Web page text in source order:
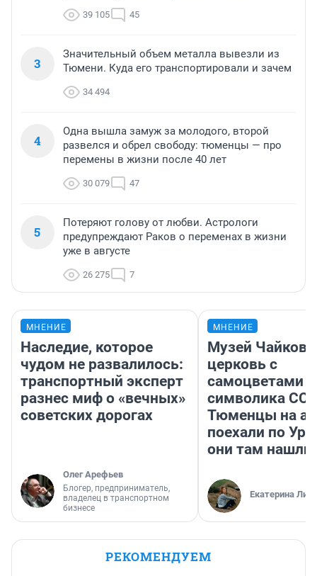
39 105 45
3
Значительный объем металла вывезли из
Тюмени. Куда его транспортировали и зачем
34 494
4
Одна вышла замуж за молодого, второй
развелся и обрел свободу: тюменцы — про
перемены в жизни после 40 лет
30 079 47
5
Потеряют голову от любви. Астрологи
предупреждают Раков о переменах в жизни
уже в августе
26 275 7
МНЕНИЕ
Наследие, которое
чудом не развалилось:
транспортный эксперт
разнес миф о «вечных»
советских дорогах
Олег Арефьев
Блогер, предприниматель,
владелец в транспортном
бизнесе
МНЕНИЕ
Музей
церковь с
самоцветами
символика
Тюменцы на
поехали по
они там нашли
Екатерина
РЕКОМЕНДУЕМ